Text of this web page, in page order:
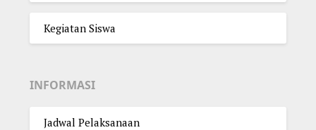
Kegiatan Siswa
INFORMASI
Jadwal Pelaksanaan